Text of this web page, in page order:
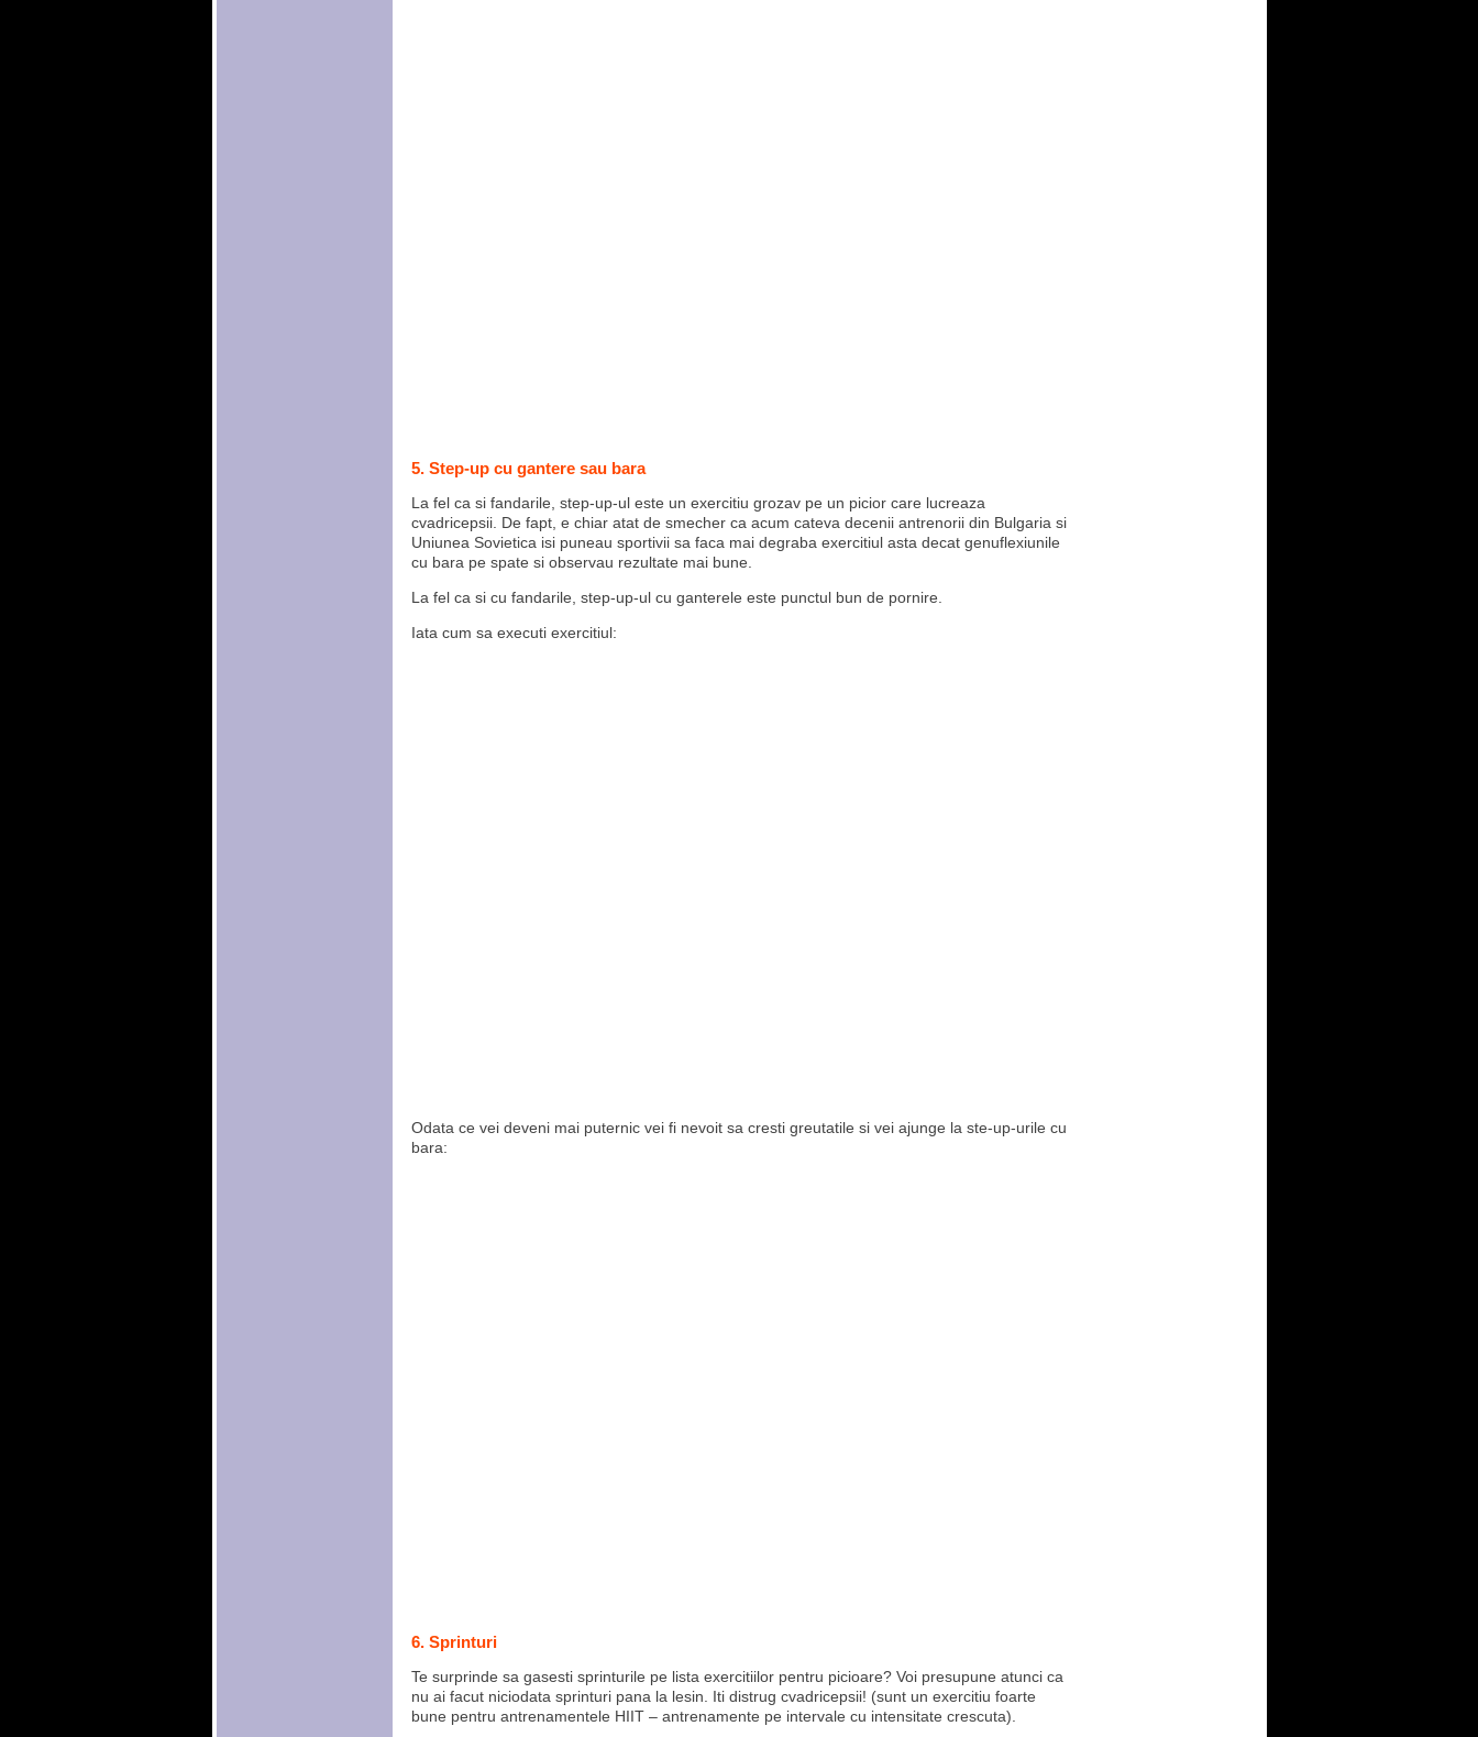
5. Step-up cu gantere sau bara
La fel ca si fandarile, step-up-ul este un exercitiu grozav pe un picior care lucreaza
cvadricepsii. De fapt, e chiar atat de smecher ca acum cateva decenii antrenorii din Bulgaria si
Uniunea Sovietica isi puneau sportivii sa faca mai degraba exercitiul asta decat genuflexiunile
cu bara pe spate si observau rezultate mai bune.
La fel ca si cu fandarile, step-up-ul cu ganterele este punctul bun de pornire.
Iata cum sa executi exercitiul:
Odata ce vei deveni mai puternic vei fi nevoit sa cresti greutatile si vei ajunge la ste-up-urile cu
bara:
6. Sprinturi
Te surprinde sa gasesti sprinturile pe lista exercitiilor pentru picioare? Voi presupune atunci ca
nu ai facut niciodata sprinturi pana la lesin. Iti distrug cvadricepsii! (sunt un exercitiu foarte
bune pentru antrenamentele HIIT – antrenamente pe intervale cu intensitate crescuta).